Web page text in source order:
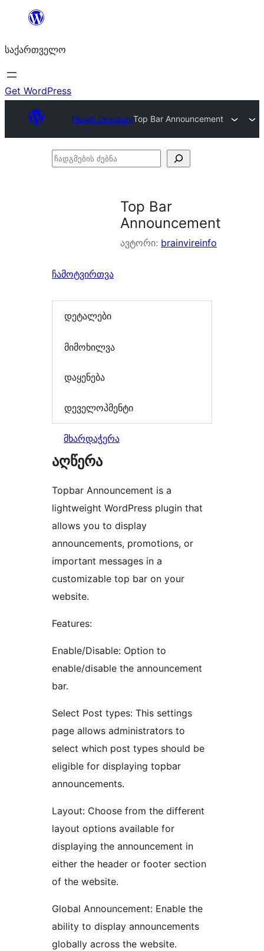
შიგთავსზე
საქართველო
Get WordPress
Plugin DirectoryTop Bar Announcement
ჩადგმების
Top Bar
Announcement
ავტორი: brainvireinfo
ჩამოტვირთვა
დეტალები
მიმოხილვა
დაყენება
დეველოპმენტი
მხარდაჭერა
აღწერა
Topbar Announcement is a
lightweight WordPress plugin that
allows you to display
announcements, promotions, or
important messages in a
customizable top bar on your
website.
Features:
Enable/Disable: Option to
enable/disable the announcement
bar.
Select Post types: This settings
page allows administrators to
select which post types should be
eligible for displaying topbar
announcements.
Layout: Choose from the different
layout options available for
displaying the announcement in
either the header or footer section
of the website.
Global Announcement: Enable the
ability to display announcements
globally across the website.